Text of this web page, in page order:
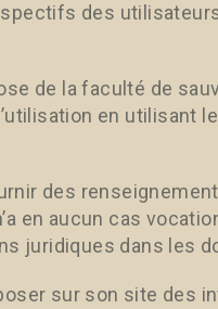
des
de la faculté de
en utilisant
des
en aucun cas
juridiques dans les
sur son site des